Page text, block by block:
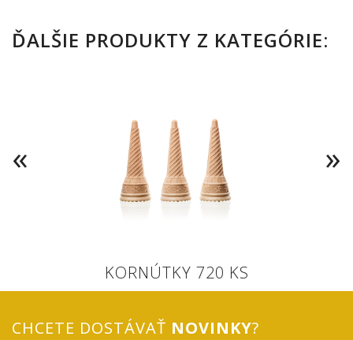
ĎALŠIE PRODUKTY Z KATEGÓRIE:
KORNÚTKY 720 KS
CHCETE DOSTÁVAŤ NOVINKY?